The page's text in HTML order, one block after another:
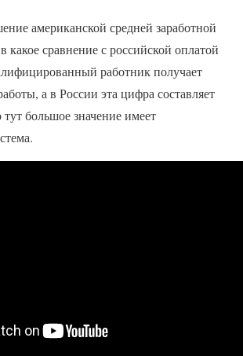
американской средней заработной
какое сравнение с российской оплатой
работник получает
а в России эта цифра составляет
большое значение имеет